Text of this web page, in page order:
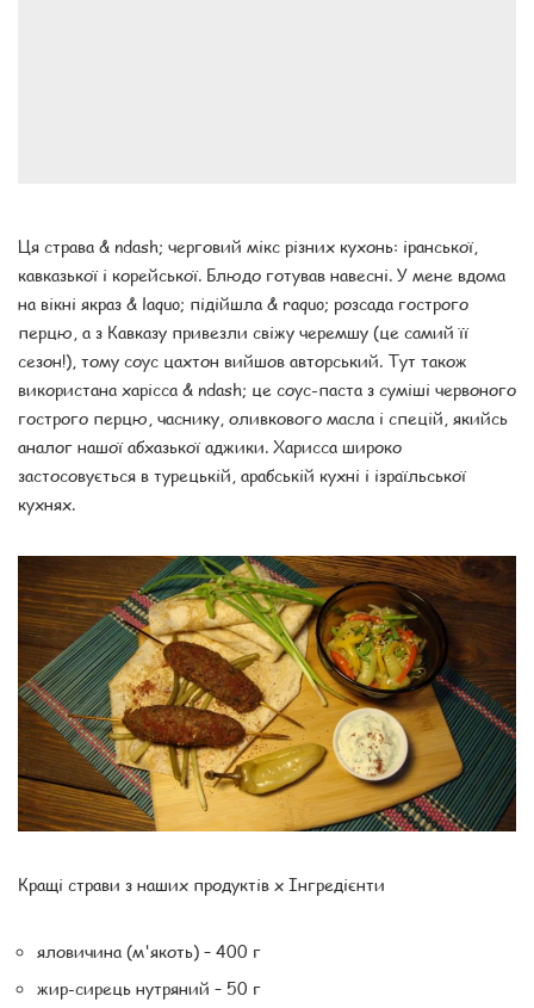
Ця страва & ndash; черговий мікс різних кухонь: іранської,
кавказької і корейської. Блюдо готував навесні. У мене вдома
на вікні якраз & laquo; підійшла & raquo; розсада гострого
перцю, а з Кавказу привезли свіжу черемшу (це самий її
сезон!), тому соус цахтон вийшов авторський. Тут також
використана харісса & ndash; це соус-паста з суміші червоного
гострого перцю, часнику, оливкового масла і спецій, якийсь
аналог нашої абхазької аджики. Харисса широко
застосовується в турецькій, арабській кухні і ізраїльської
кухнях.
Кращі страви з наших продуктів x Інгредієнти
яловичина (м'якоть) – 400 г
жир-сирець нутряний – 50 г